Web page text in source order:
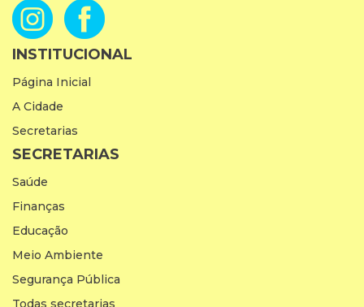
INSTITUCIONAL
Página Inicial
A Cidade
Secretarias
SECRETARIAS
Saúde
Finanças
Educação
Meio Ambiente
Segurança Pública
Todas secretarias